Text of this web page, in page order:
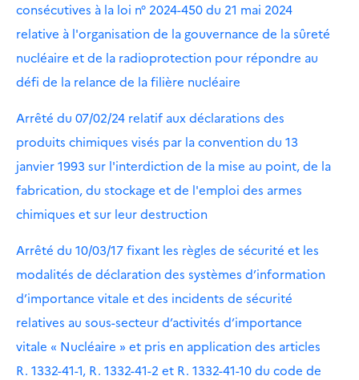
consécutives à la loi n° 2024-450 du 21 mai 2024
relative à l'organisation de la gouvernance de la sûreté
nucléaire et de la radioprotection pour répondre au
défi de la relance de la filière nucléaire
Arrêté du 07/02/24 relatif aux déclarations des
produits chimiques visés par la convention du 13
janvier 1993 sur l'interdiction de la mise au point, de la
fabrication, du stockage et de l'emploi des armes
chimiques et sur leur destruction
Arrêté du 10/03/17 fixant les règles de sécurité et les
modalités de déclaration des systèmes d’information
d’importance vitale et des incidents de sécurité
relatives au sous-secteur d’activités d’importance
vitale « Nucléaire » et pris en application des articles
R. 1332-41-1, R. 1332-41-2 et R. 1332-41-10 du code de